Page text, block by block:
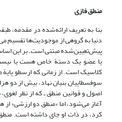
منطق فازی
بنا به تعریف ارائه‌شده در مقدمه،
دنیا به گروهی از موجودیت‌ها تقسیم
پیش‌تعیین‌شده مبتنی است. بر این
یا عضو یک دستة خاص هست یا
کلاسیک است. از زمانی که ارسطو پایة
سوفسطاییان بنیان نهاد، بیش از دو
اصول و قوانین منطق ـ که از نظر
آغاز می‌شود، اما «منطق دو ارزشی»
کرد، در ذات او جای داشته است.